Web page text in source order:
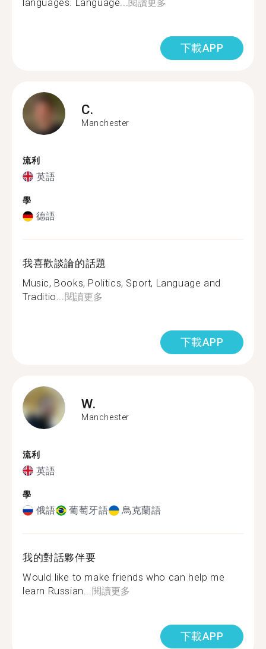
languages. Language...閱讀更多
下載APP
C.
Manchester
流利
英語
學
德語
我喜歡談論的話題
Music, Books, Politics, Sport, Language and
Traditio...閱讀更多
下載APP
W.
Manchester
流利
英語
學
俄語 葡萄牙語 烏克蘭語
我的對話夥伴要
Would like to make friends who can help me
learn Russian...閱讀更多
下載APP